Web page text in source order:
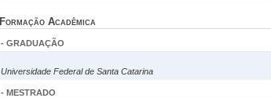
Formação Acadêmica
- GRADUAÇÃO
Universidade Federal de Santa Catarina
- MESTRADO